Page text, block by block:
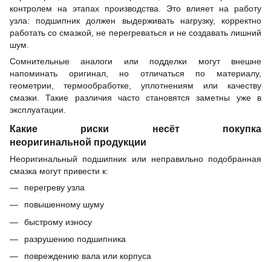
контролем на этапах производства. Это влияет на работу
узла: подшипник должен выдерживать нагрузку, корректно
работать со смазкой, не перегреваться и не создавать лишний
шум.
Сомнительные аналоги или подделки могут внешне
напоминать оригинал, но отличаться по материалу,
геометрии, термообработке, уплотнениям или качеству
смазки. Такие различия часто становятся заметны уже в
эксплуатации.
Какие риски несёт покупка
неоригинальной продукции
Неоригинальный подшипник или неправильно подобранная
смазка могут привести к:
перегреву узла
повышенному шуму
быстрому износу
разрушению подшипника
повреждению вала или корпуса